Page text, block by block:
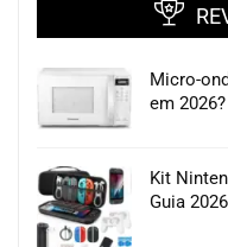
Micro-
em 2026?
Kit
Guia 2026